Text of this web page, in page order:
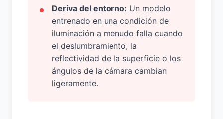
Deriva del entorno: Un modelo
entrenado en una condición de
iluminación a menudo falla cuando
el deslumbramiento, la
reflectividad de la superficie o los
ángulos de la cámara cambian
ligeramente.